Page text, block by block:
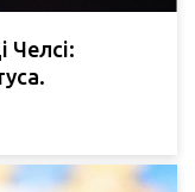
Челсі: